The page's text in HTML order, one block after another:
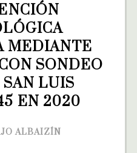
MEDIANTE
SONDEO
LUIS
EN 2020
ALBAIZÍN